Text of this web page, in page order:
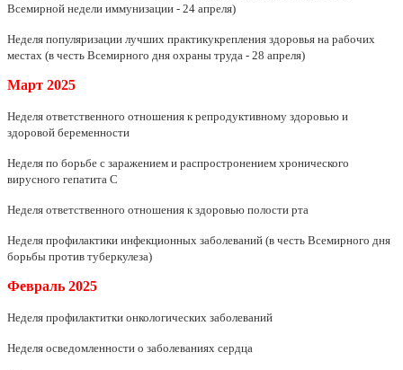
Всемирной недели иммунизации - 24 апреля)
Неделя популяризации лучших практикукрепления здоровья на рабочих
местах (в честь Всемирного дня охраны труда - 28 апреля)
Март 2025
Неделя ответственного отношения к репродуктивному здоровью и
здоровой беременности
Неделя по борьбе с заражением и распростронением хронического
вирусного гепатита С
Неделя ответственного отношения к здоровью полости рта
Неделя профилактики инфекционных заболеваний (в честь Всемирного дня
борьбы против туберкулеза)
Февраль 2025
Неделя профилактитки онкологических заболеваний
Неделя осведомленности о заболеваниях сердца